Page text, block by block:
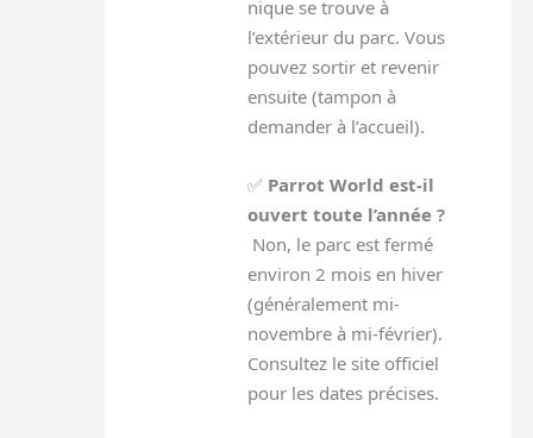
nique se trouve à
l’extérieur du parc. Vous
pouvez sortir et revenir
ensuite (tampon à
demander à l’accueil).
✅ Parrot World est-il
ouvert toute l’année ?
Non, le parc est fermé
environ 2 mois en hiver
(généralement mi-
novembre à mi-février).
Consultez le site officiel
pour les dates précises.